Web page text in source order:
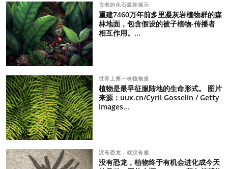
古老的化石森林揭示
重建7460万年前多里凝灰岩植物群的森
林地面，包含假设的被子植物-传播者
相互作用。...
世界上第一株植物是
植物是最早征服陆地的生命形式。 图片
来源：uux.cn/Cyril Gosselin / Getty
Images...
没有恐龙，就没有感
没有恐龙，植物终于有机会进化成今天